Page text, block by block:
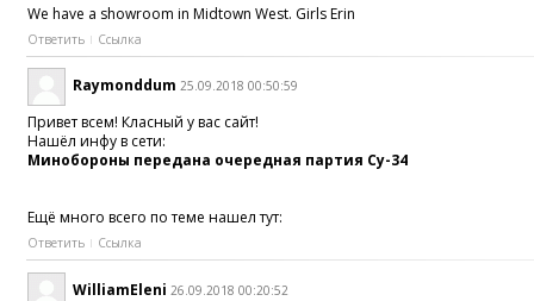
We have a showroom in Midtown West. Girls Erin
Ответить Ссылка
Raymonddum 25.09.2018 00:50:59
Привет всем! Класный у вас сайт!
Нашёл инфу в сети:
Минобороны передана очередная партия Су-34
Ещё много всего по теме нашел тут:
Ответить Ссылка
WilliamEleni 26.09.2018 00:20:52